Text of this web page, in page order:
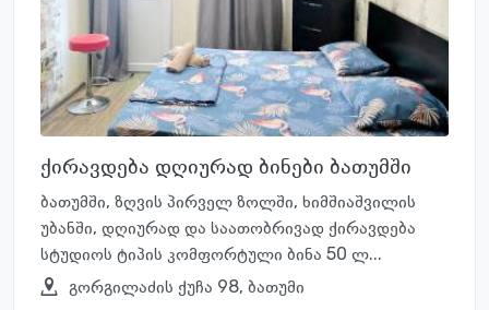
ქირავდება დღიურად ბინები ბათუმში
ბათუმში, ზღვის პირველ ზოლში, ხიმშიაშვილის
უბანში, დღიურად და საათობრივად ქირავდება
სტუდიოს ტიპის კომფორტული ბინა 50 ლ...
გორგილაძის ქუჩა 98, ბათუმი